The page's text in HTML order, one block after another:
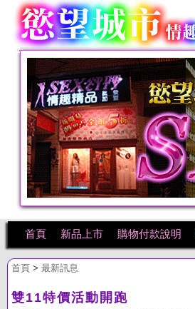
首頁 新品上市 購物付款說明
首頁 > 最新訊息
雙11特價活動開跑